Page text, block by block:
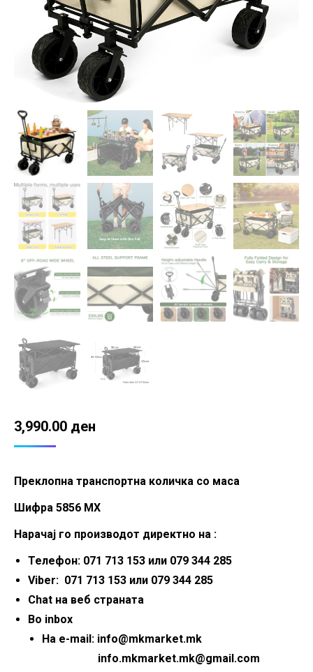
3,990.00 ден
Преклопна транспортна количка со маса
Шифра 5856 MX
Нарачај го производот директно на :
Телефон: 071 713 153 или 079 344 285
Viber: 071 713 153 или 079 344 285
Chat на веб страната
Во inbox
На e-mail: info@mkmarket.mk
info.mkmarket.mk@gmail.com